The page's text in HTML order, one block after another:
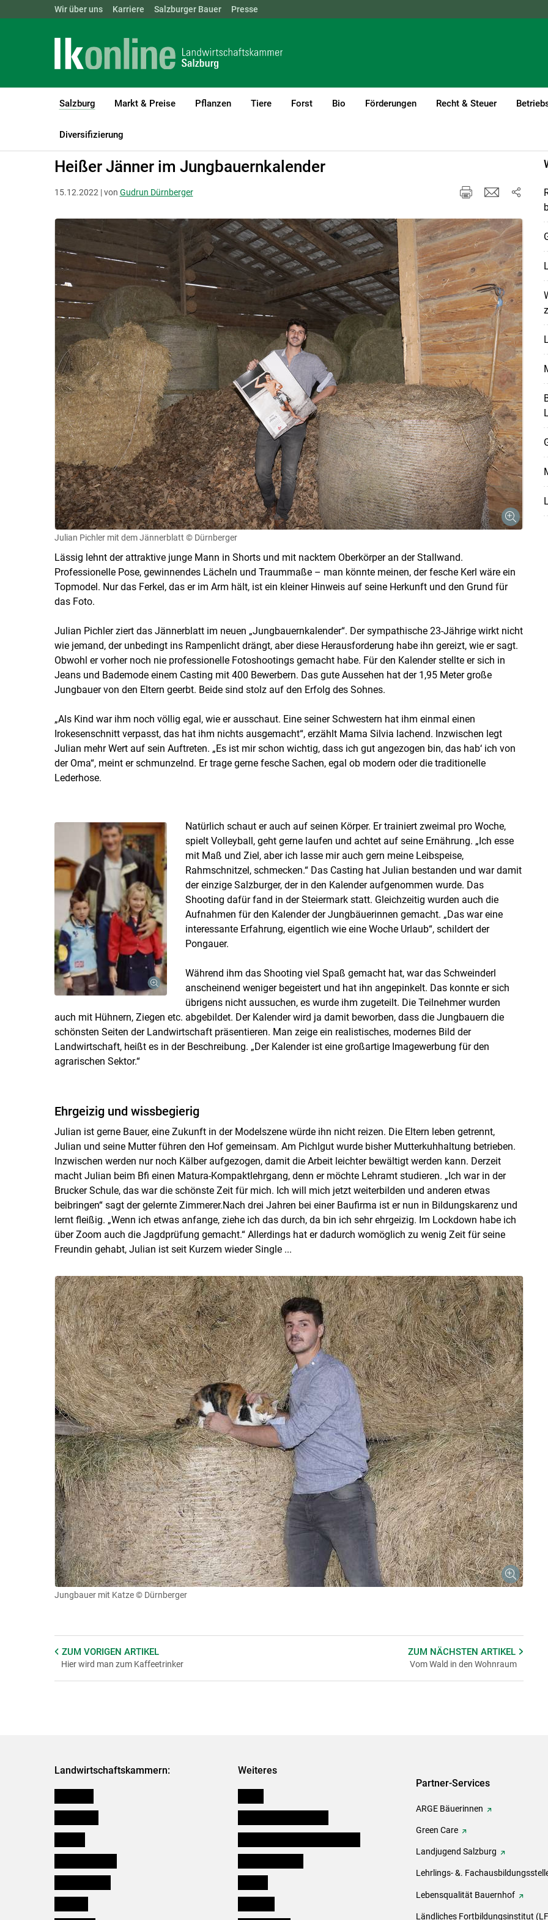
Skip to main content
Landwirtschaftskammern: ÖSTERREICH BGLD KTN
Wir über uns Karriere Salzburger Bauer Presse
Salzburg
(current)1
Markt & Preise Pflanzen Tiere Forst Bio Förderungen Recht & Steuer
Diversifizierung
LK Salzburg Salzburg
Heißer Jänner im Jungbauernkalender
15.12.2022 | von Gudrun Dürnberger
Julian Pichler mit dem Jännerblatt © Dürnberger
Lässig lehnt der attraktive junge Mann in Shorts und mit nacktem Oberkörper an der Stallwand.
Professionelle Pose, gewinnendes Lächeln und Traummaße – man könnte meinen, der fesche Kerl wäre ein
Topmodel. Nur das Ferkel, das er im Arm hält, ist ein kleiner Hinweis auf seine Herkunft und den Grund für
das Foto.
Julian Pichler ziert das Jännerblatt im neuen „Jungbauernkalender“. Der sympathische 23-Jährige wirkt nicht
wie jemand, der unbedingt ins Rampenlicht drängt, aber diese Herausforderung habe ihn gereizt, wie er sagt.
Obwohl er vorher noch nie professionelle Fotoshootings gemacht habe. Für den Kalender stellte er sich in
Jeans und Bademode einem Casting mit 400 Bewerbern. Das gute Aussehen hat der 1,95 Meter große
Jungbauer von den Eltern geerbt. Beide sind stolz auf den Erfolg des Sohnes.
„Als Kind war ihm noch völlig egal, wie er ausschaut. Eine seiner Schwestern hat ihm einmal einen
Irokesenschnitt verpasst, das hat ihm nichts ausgemacht“, erzählt Mama Silvia lachend. Inzwischen legt
Julian mehr Wert auf sein Auftreten. „Es ist mir schon wichtig, dass ich gut angezogen bin, das hab‘ ich von
der Oma“, meint er schmunzelnd. Er trage gerne fesche Sachen, egal ob modern oder die traditionelle
Lederhose.
Natürlich schaut er auch auf seinen Körper. Er trainiert zweimal pro Woche,
spielt Volleyball, geht gerne laufen und achtet auf seine Ernährung. „Ich esse
mit Maß und Ziel, aber ich lasse mir auch gern meine Leibspeise,
Rahmschnitzel, schmecken.“ Das Casting hat Julian bestanden und war damit
der einzige Salzburger, der in den Kalender aufgenommen wurde. Das
Shooting dafür fand in der Steiermark statt. Gleichzeitig wurden auch die
Aufnahmen für den Kalender der Jungbäuerinnen gemacht. „Das war eine
interessante Erfahrung, eigentlich wie eine Woche Urlaub“, schildert der
Pongauer.
Während ihm das Shooting viel Spaß gemacht hat, war das Schweinderl
anscheinend weniger begeistert und hat ihn angepinkelt. Das konnte er sich
übrigens nicht aussuchen, es wurde ihm zugeteilt. Die Teilnehmer wurden
auch mit Hühnern, Ziegen etc. abgebildet. Der Kalender wird ja damit beworben, dass die Jungbauern die
schönsten Seiten der Landwirtschaft präsentieren. Man zeige ein realistisches, modernes Bild der
Landwirtschaft, heißt es in der Beschreibung. „Der Kalender ist eine großartige Imagewerbung für den
agrarischen Sektor.“
Ehrgeizig und wissbegierig
Julian ist gerne Bauer, eine Zukunft in der Modelszene würde ihn nicht reizen. Die Eltern leben getrennt,
Julian und seine Mutter führen den Hof gemeinsam. Am Pichlgut wurde bisher Mutterkuhhaltung betrieben.
Inzwischen werden nur noch Kälber aufgezogen, damit die Arbeit leichter bewältigt werden kann. Derzeit
macht Julian beim Bfi einen Matura-Kompaktlehrgang, denn er möchte Lehramt studieren. „Ich war in der
Brucker Schule, das war die schönste Zeit für mich. Ich will mich jetzt weiterbilden und anderen etwas
beibringen“ sagt der gelernte Zimmerer.Nach drei Jahren bei einer Baufirma ist er nun in Bildungskarenz und
lernt fleißig. „Wenn ich etwas anfange, ziehe ich das durch, da bin ich sehr ehrgeizig. Im Lockdown habe ich
über Zoom auch die Jagdprüfung gemacht.“ Allerdings hat er dadurch womöglich zu wenig Zeit für seine
Freundin gehabt, Julian ist seit Kurzem wieder Single ...
Jungbauer mit Katze © Dürnberger
ZUM VORIGEN ARTIKEL
Hier wird man zum Kaffeetrinker
ZUM NÄCHSTENARTIKEL
Vom Wald in den Wohnraum
Landwirtschaftskammern: Weiteres
Partner-Services
ARGE Bäuerinnen
Green Care
Landjugend Salzburg
Lehrlings- &.
Lebensqualität Bauernhof
Ländliches Fortbildungsinstitut